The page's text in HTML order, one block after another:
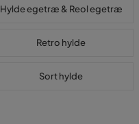
Hylde egetræ & Reol egetræ
Retro hylde
Sort hylde